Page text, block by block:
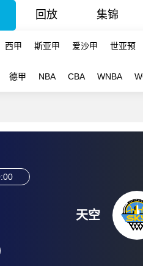
回放 集锦
西甲 斯亚甲 爱沙甲 世亚预
德甲 NBA CBA WNBA
天空